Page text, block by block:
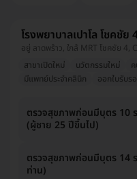
โรงพยาบาลเปาโล โชคชัย
อยู่ ลาดพร้าว, ใกล้ MRT โชคชัย 4,
สาขาเปิดใหม่
นวัตกรรมใหม่
มีแพทย์ประจำคลินิก
ออกใบรับร
ตรวจสุขภาพก่อนมีบุตร 10
(ผู้ชาย 25 ปีขึ้นไป)
ตรวจสุขภาพก่อนมีบุตร 14
ท่าน)